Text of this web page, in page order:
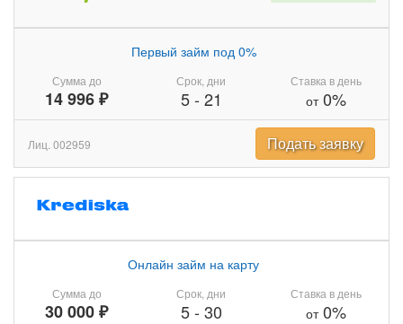
Сумма до
14 996 ₽
Первый займ под 0%
Срок, дни
5- 21
Ставка в день
от0%
Лиц. 002959 Подать заявку
Сумма до
30 000 ₽
Онлайн займ на карту
Срок, дни
5- 30
Ставка в день
от0%